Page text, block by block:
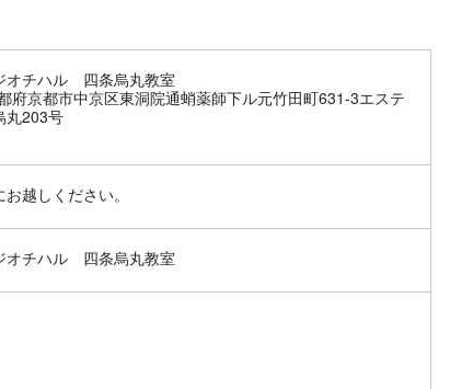
オチハル 四条烏丸教室
府京都市中京区東洞院通蛸薬師下ル元竹田町631-3エステ
丸203号
越しください。
オチハル 四条烏丸教室